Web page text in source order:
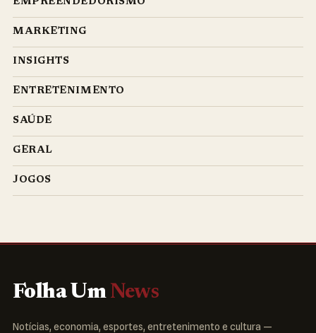
MARKETING
INSIGHTS
ENTRETENIMENTO
SAÚDE
GERAL
JOGOS
Folha Um News
Notícias, economia, esportes, entretenimento e cultura —